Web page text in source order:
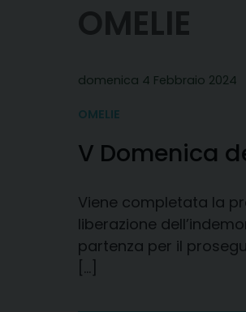
OMELIE
domenica 4 Febbraio 2024
OMELIE
V Domenica
Viene completata la
liberazione
partenza per il
[…]